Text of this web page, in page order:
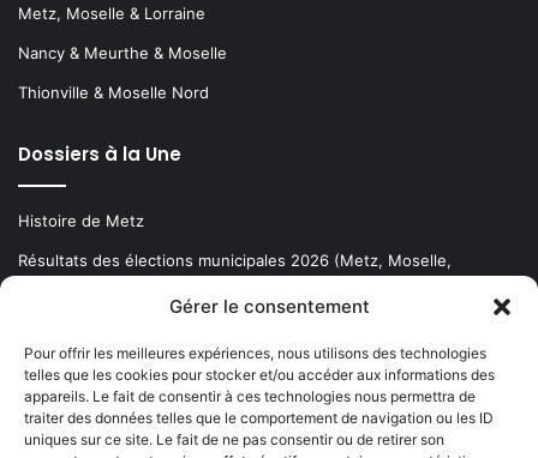
Gérer le consentement
Pour offrir les meilleures expériences, nous utilisons des technologies
telles que les cookies pour stocker et/ou accéder aux informations des
appareils. Le fait de consentir à ces technologies nous permettra de
traiter des données telles que le comportement de navigation ou les ID
uniques sur ce site. Le fait de ne pas consentir ou de retirer son
Metz, Moselle & Lorraine
Nancy & Meurthe & Moselle
Thionville & Moselle Nord
Dossiers à la Une
Histoire de Metz
Résultats des élections municipales 2026 (Metz, Moselle,
Newsletter gratuite